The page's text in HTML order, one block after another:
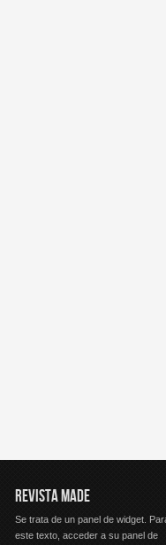
REVISTA MADE
Se trata de un panel de widget.
este texto, acceder a su panel de